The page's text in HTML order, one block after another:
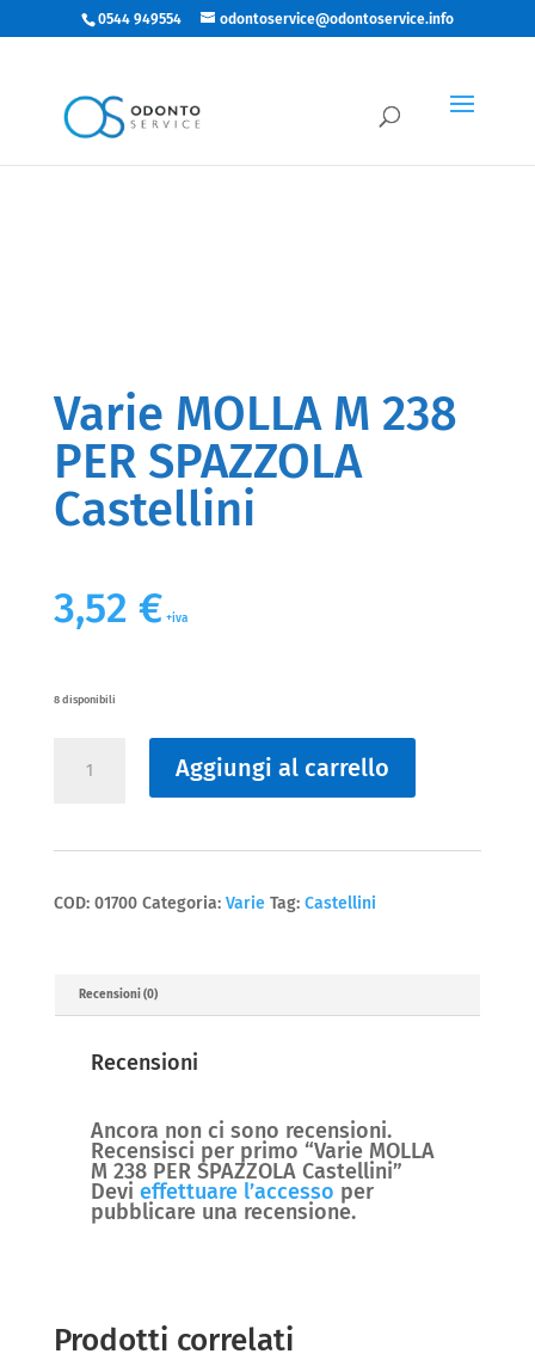
0544 949554 odontoservice@odontoservice.info
Varie MOLLA M 238
PER SPAZZOLA
Castellini
3,52 € +iva
8 disponibili
MOLLA
SPAZZOLA
Aggiungi al carrello
COD: 01700 Categoria: Varie Tag: Castellini
Recensioni (0)
Recensioni
Ancora non ci sono recensioni.
Recensisci per primo “Varie MOLLA
M 238 PER SPAZZOLA Castellini”
Devi effettuare l’accesso per
pubblicare una recensione.
Prodotti correlati